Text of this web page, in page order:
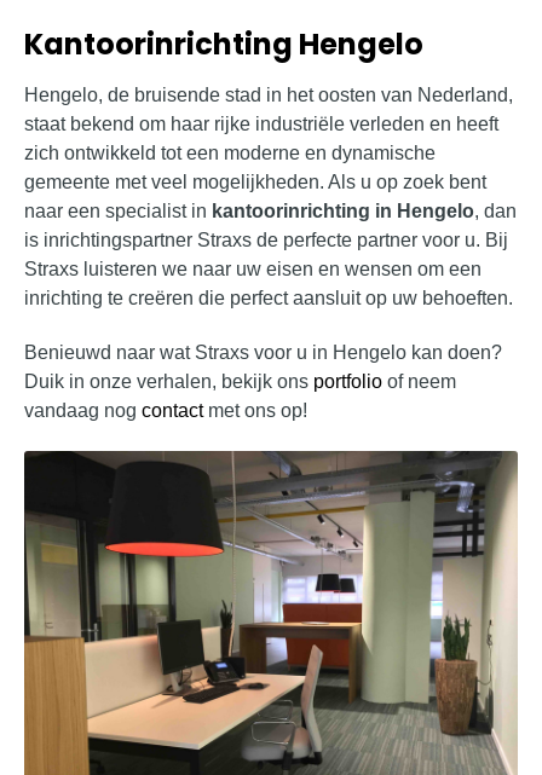
Kantoorinrichting Hengelo
Hengelo, de bruisende stad in het oosten van Nederland,
staat bekend om haar rijke industriële verleden en heeft
zich ontwikkeld tot een moderne en dynamische
gemeente met veel mogelijkheden. Als u op zoek bent
naar een specialist in kantoorinrichting in Hengelo, dan
is inrichtingspartner Straxs de perfecte partner voor u. Bij
Straxs luisteren we naar uw eisen en wensen om een
inrichting te creëren die perfect aansluit op uw behoeften.
Benieuwd naar wat Straxs voor u in Hengelo kan doen?
Duik in onze verhalen, bekijk ons portfolio of neem
vandaag nog contactmet ons op!